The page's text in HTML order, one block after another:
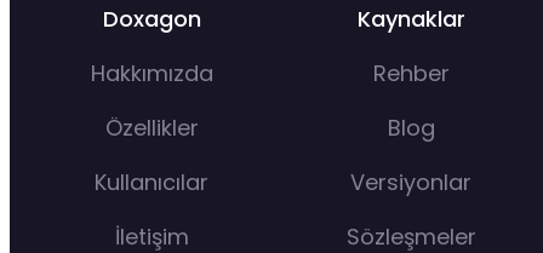
Doxagon
Hakkımızda
Özellikler
Kullanıcılar
İletişim
Kaynaklar
Rehber
Blog
Versiyonlar
Sözleşmeler